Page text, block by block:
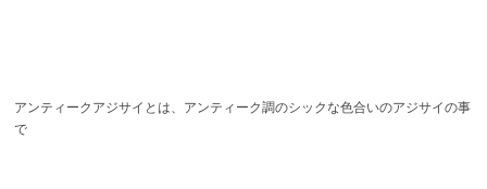
アンティークアジサイとは、アンティーク調のシックな色合いのアジサイの事
で